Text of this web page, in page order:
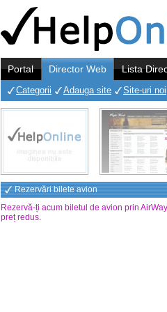
Portal Director Web Lista
Categorii Adauga site Site-uri noi
Rezervări bilete avion
Rezervă-ți acum biletul de avion prin
preț redus.